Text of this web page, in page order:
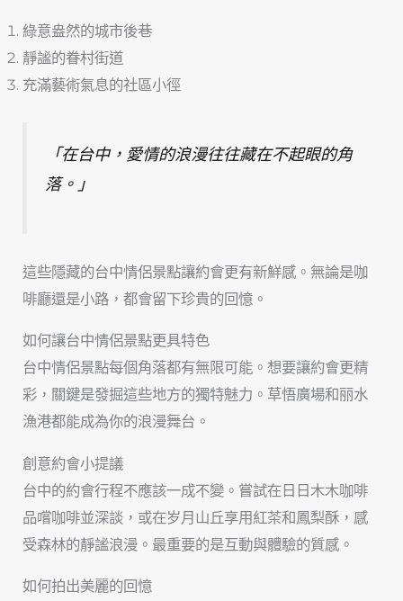
綠意盎然的城市後巷
靜謐的眷村街道
充滿藝術氣息的社區小徑
「在台中，愛情的浪漫往往藏在不起眼的角
落。」
這些隱藏的台中情侶景點讓約會更有新鮮感。無論是咖
啡廳還是小路，都會留下珍貴的回憶。
如何讓台中情侶景點更具特色
台中情侶景點每個角落都有無限可能。想要讓約會更精
彩，關鍵是發掘這些地方的獨特魅力。草悟廣場和丽水
漁港都能成為你的浪漫舞台。
創意約會小提議
台中的約會行程不應該一成不變。嘗試在日日木木咖啡
品嚐咖啡並深談，或在岁月山丘享用紅茶和鳳梨酥，感
受森林的靜謐浪漫。最重要的是互動與體驗的質感。
如何拍出美麗的回憶